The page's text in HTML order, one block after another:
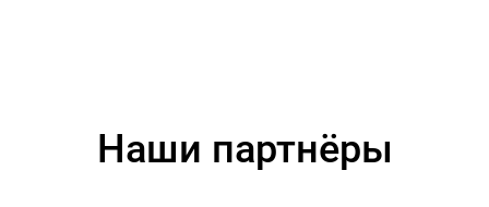
Наши партнёры